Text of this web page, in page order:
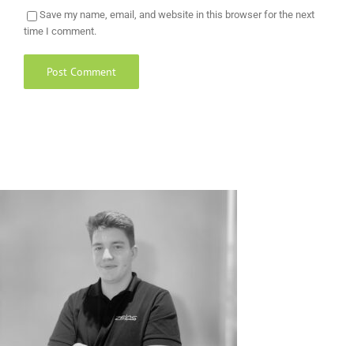
Save my name, email, and website in this browser for the next
time I comment.